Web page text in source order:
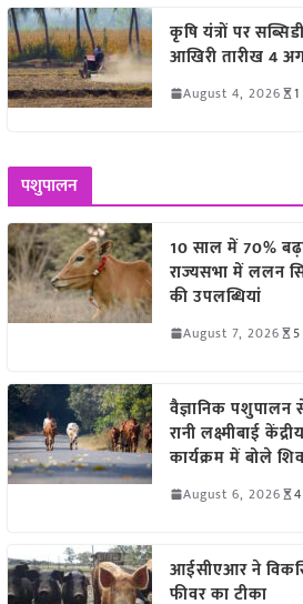
कृषि यंत्रों पर
आखिरी तारीख 4
August 4, 2026
पशुपालन
10 साल में 70%
राज्यसभा में ललन
की उपलब्धियां
August 7, 2026
वैज्ञानिक पशुपालन
रानी लक्ष्मीबाई
कार्यक्रम में बोले
August 6, 2026
आईसीएआर ने
फीवर का टीका